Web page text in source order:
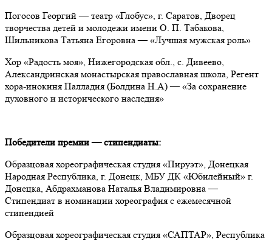
Погосов Георгий — театр «Глобус», г. Саратов, Дворец
творчества детей и молодежи имени О. П. Табакова,
Шильникова Татьяна Егоровна — «Лучшая мужская роль»
Хор «Радость моя», Нижегородская обл., с. Дивеево,
Александринская монастырская православная школа, Регент
хора-инокиня Палладия (Болдина Н.А) — «За сохранение
духовного и исторического наследия»
Победители премии — стипендиаты:
Образцовая хореографическая студия «Пируэт», Донецкая
Народная Республика, г. Донецк, МБУ ДК «Юбилейный» г.
Донецка, Абдрахманова Наталья Владимировна —
Стипендиат в номинации хореография с ежемесячной
стипендией
Образцовая хореографическая студия «САПТАР», Республика